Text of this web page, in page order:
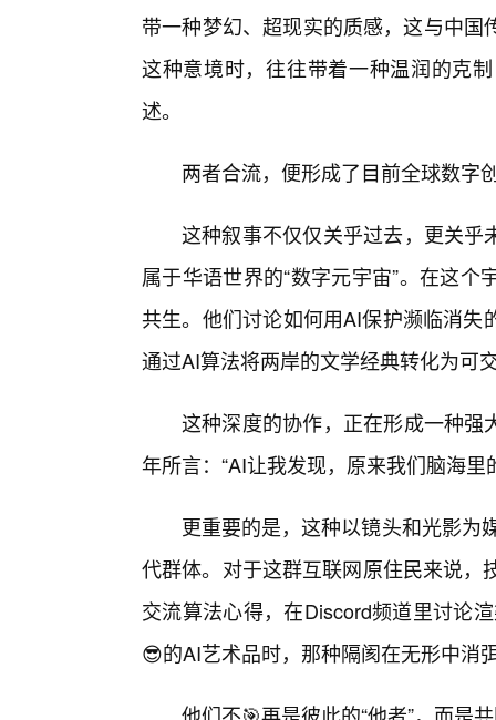
带一种梦幻、超现实的质感，这与中
这种意境时，往往带着一种温润的克
述。
两者合流，便形成了目前全球数字
这种叙事不仅仅关乎过去，更关
属于华语世界的“数字元宇宙”。在这
共生。他们讨论如何用AI保护濒临消
通过AI算法将两岸的文学经典转化为可
这种深度的协作，正在形成一种
年所言：“AI让我发现，原来我们脑海里
更重要的是，这种以镜头和光影为
代群体。对于这群互联网原住民来说
交流算法心得，在Discord频道里讨论
😎的AI艺术品时，那种隔阂在无形中消